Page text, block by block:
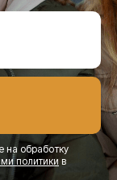
на обработку
политики в